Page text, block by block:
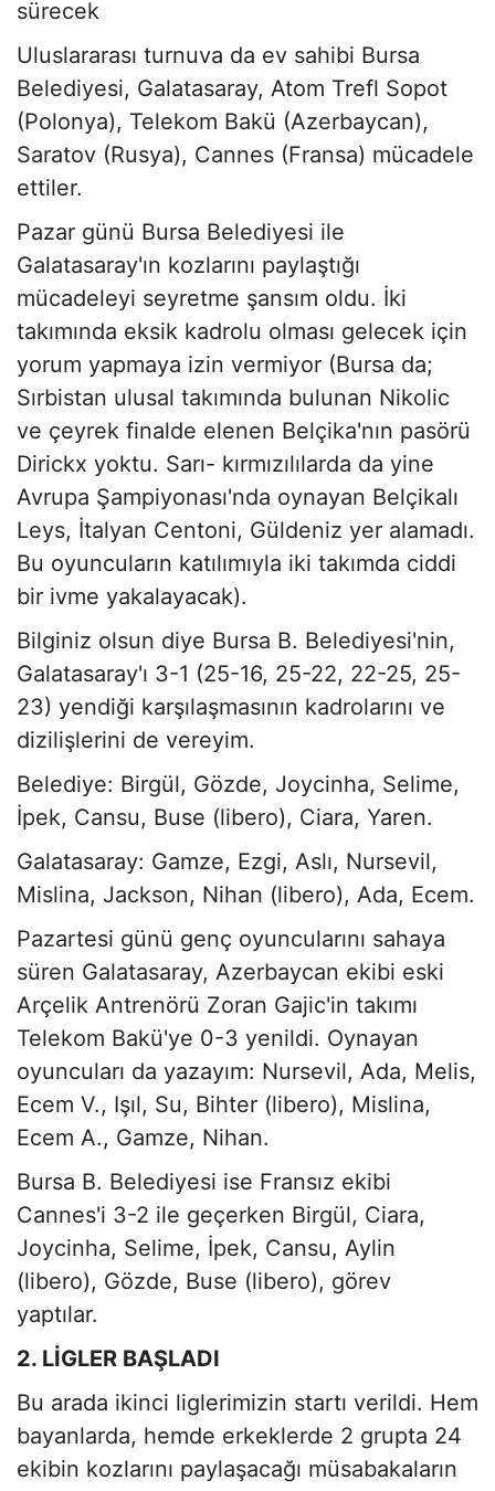
sürecek
Uluslararası turnuva da ev sahibi Bursa
Belediyesi, Galatasaray, Atom Trefl Sopot
(Polonya), Telekom Bakü (Azerbaycan),
Saratov (Rusya), Cannes (Fransa) mücadele
ettiler.
Pazar günü Bursa Belediyesi ile
Galatasaray'ın kozlarını paylaştığı
mücadeleyi seyretme şansım oldu. İki
takımında eksik kadrolu olması gelecek için
yorum yapmaya izin vermiyor (Bursa da;
Sırbistan ulusal takımında bulunan Nikolic
ve çeyrek finalde elenen Belçika'nın pasörü
Dirickx yoktu. Sarı- kırmızılılarda da yine
Avrupa Şampiyonası'nda oynayan Belçikalı
Leys, İtalyan Centoni, Güldeniz yer alamadı.
Bu oyuncuların katılımıyla iki takımda ciddi
bir ivme yakalayacak).
Bilginiz olsun diye Bursa B. Belediyesi'nin,
Galatasaray'ı 3-1 (25-16, 25-22, 22-25, 25-
23) yendiği karşılaşmasının kadrolarını ve
dizilişlerini de vereyim.
Belediye: Birgül, Gözde, Joycinha, Selime,
İpek, Cansu, Buse (libero), Ciara, Yaren.
Galatasaray: Gamze, Ezgi, Aslı, Nursevil,
Mislina, Jackson, Nihan (libero), Ada, Ecem.
Pazartesi günü genç oyuncularını sahaya
süren Galatasaray, Azerbaycan ekibi eski
Arçelik Antrenörü Zoran Gajic'in takımı
Telekom Bakü'ye 0-3 yenildi. Oynayan
oyuncuları da yazayım: Nursevil, Ada, Melis,
Ecem V., Işıl, Su, Bihter (libero), Mislina,
Ecem A., Gamze, Nihan.
Bursa B. Belediyesi ise Fransız ekibi
Cannes'i 3-2 ile geçerken Birgül, Ciara,
Joycinha, Selime, İpek, Cansu, Aylin
(libero), Gözde, Buse (libero), görev
yaptılar.
2. LİGLER BAŞLADI
Bu arada ikinci liglerimizin startı verildi. Hem
bayanlarda, hemde erkeklerde 2 grupta 24
ekibin kozlarını paylaşacağı müsabakaların